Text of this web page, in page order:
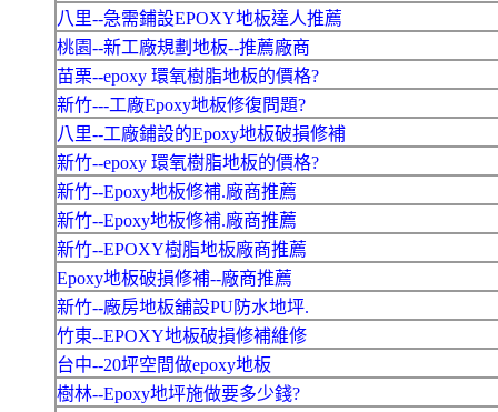
八里--急需鋪設EPOXY地板達人推薦
桃園--新工廠規劃地板--推薦廠商
苗栗--epoxy 環氧樹脂地板的價格?
新竹---工廠Epoxy地板修復問題?
八里--工廠鋪設的Epoxy地板破損修補
新竹--epoxy 環氧樹脂地板的價格?
新竹--Epoxy地板修補.廠商推薦
新竹--Epoxy地板修補.廠商推薦
新竹--EPOXY樹脂地板廠商推薦
Epoxy地板破損修補--廠商推薦
新竹--廠房地板舖設PU防水地坪.
竹東--EPOXY地板破損修補維修
台中--20坪空間做epoxy地板
樹林--Epoxy地坪施做要多少錢?